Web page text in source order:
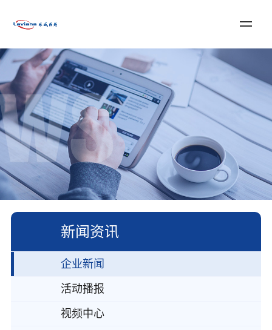
登录 注册 English
首页
关于乐威
服务与解决方案
新闻资讯
加入我们
联系我们
新闻资讯
企业新闻
活动播报
视频中心